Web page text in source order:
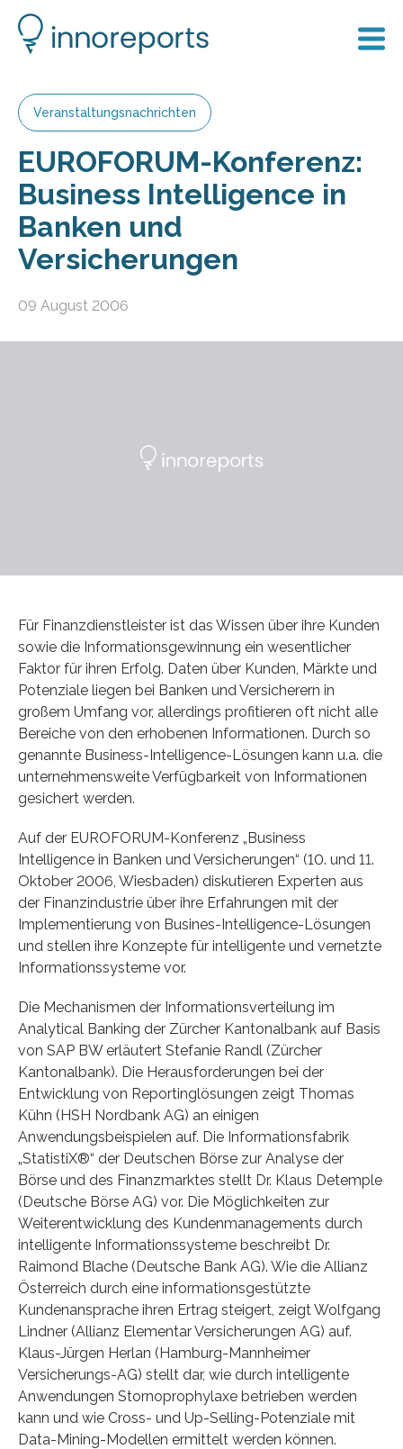
Veranstaltungsnachrichten
EUROFORUM-Konferenz:
Business Intelligence in
Banken und
Versicherungen
09 August 2006
Für Finanzdienstleister ist das Wissen über ihre Kunden
sowie die Informationsgewinnung ein wesentlicher
Faktor für ihren Erfolg. Daten über Kunden, Märkte und
Potenziale liegen bei Banken und Versicherern in
großem Umfang vor, allerdings profitieren oft nicht alle
Bereiche von den erhobenen Informationen. Durch so
genannte Business-Intelligence-Lösungen kann u.a. die
unternehmensweite Verfügbarkeit von Informationen
gesichert werden.
Auf der EUROFORUM-Konferenz „Business
Intelligence in Banken und Versicherungen“ (10. und 11.
Oktober 2006, Wiesbaden) diskutieren Experten aus
der Finanzindustrie über ihre Erfahrungen mit der
Implementierung von Busines-Intelligence-Lösungen
und stellen ihre Konzepte für intelligente und vernetzte
Informationssysteme vor.
Die Mechanismen der Informationsverteilung im
Analytical Banking der Zürcher Kantonalbank auf Basis
von SAP BW erläutert Stefanie Randl (Zürcher
Kantonalbank). Die Herausforderungen bei der
Entwicklung von Reportinglösungen zeigt Thomas
Kühn (HSH Nordbank AG) an einigen
Anwendungsbeispielen auf. Die Informationsfabrik
„StatistiX®“ der Deutschen Börse zur Analyse der
Börse und des Finanzmarktes stellt Dr. Klaus Detemple
(Deutsche Börse AG) vor. Die Möglichkeiten zur
Weiterentwicklung des Kundenmanagements durch
intelligente Informationssysteme beschreibt Dr.
Raimond Blache (Deutsche Bank AG). Wie die Allianz
Österreich durch eine informationsgestützte
Kundenansprache ihren Ertrag steigert, zeigt Wolfgang
Lindner (Allianz Elementar Versicherungen AG) auf.
Klaus-Jürgen Herlan (Hamburg-Mannheimer
Versicherungs-AG) stellt dar, wie durch intelligente
Anwendungen Stornoprophylaxe betrieben werden
kann und wie Cross- und Up-Selling-Potenziale mit
Data-Mining-Modellen ermittelt werden können.